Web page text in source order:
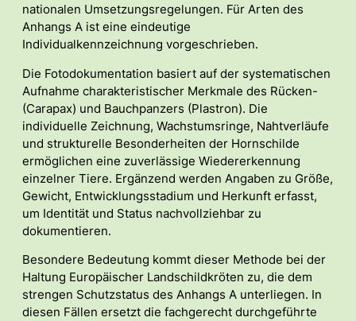
nationalen Umsetzungsregelungen. Für Arten des
Anhangs A ist eine eindeutige
Individualkennzeichnung vorgeschrieben.
Die Fotodokumentation basiert auf der systematischen
Aufnahme charakteristischer Merkmale des Rücken-
(Carapax) und Bauchpanzers (Plastron). Die
individuelle Zeichnung, Wachstumsringe, Nahtverläufe
und strukturelle Besonderheiten der Hornschilde
ermöglichen eine zuverlässige Wiedererkennung
einzelner Tiere. Ergänzend werden Angaben zu Größe,
Gewicht, Entwicklungsstadium und Herkunft erfasst,
um Identität und Status nachvollziehbar zu
dokumentieren.
Besondere Bedeutung kommt dieser Methode bei der
Haltung Europäischer Landschildkröten zu, die dem
strengen Schutzstatus des Anhangs A unterliegen. In
diesen Fällen ersetzt die fachgerecht durchgeführte